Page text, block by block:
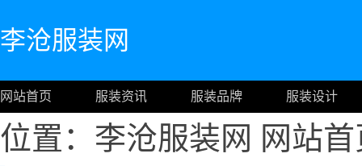
李沧服装网
网站首页 服装资讯 服装品牌 服装设计
位置：李沧服装网 网站